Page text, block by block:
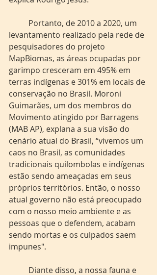
levantamento realizado pela rede de
pesquisadores do projeto
MapBiomas, as áreas ocupadas por
garimpo cresceram em 495% em
terras indígenas e 301% em locais de
conservação no Brasil. Moroni
Guimarães, um dos membros do
Movimento atingido por Barragens
(MAB AP), explana a sua visão do
cenário atual do Brasil, “vivemos um
caos no Brasil, as comunidades
tradicionais quilombolas e indígenas
estão sendo ameaçadas em seus
próprios territórios. Então, o nosso
atual governo não está preocupado
com o nosso meio ambiente e as
pessoas que o defendem, acabam
sendo mortas e os culpados saem
impunes".